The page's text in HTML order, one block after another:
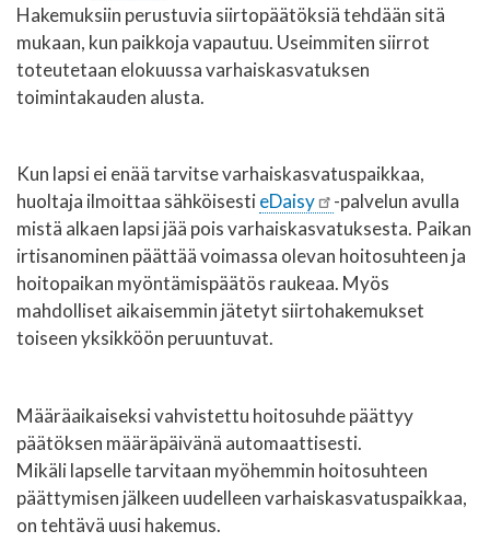
Hakemuksiin perustuvia siirtopäätöksiä tehdään sitä
mukaan, kun paikkoja vapautuu. Useimmiten siirrot
toteutetaan elokuussa varhaiskasvatuksen
toimintakauden alusta.
Kun lapsi ei enää tarvitse varhaiskasvatuspaikkaa,
huoltaja ilmoittaa sähköisestieDaisy
-palvelun avulla
mistä alkaen lapsi jää pois varhaiskasvatuksesta. Paikan
irtisanominen päättää voimassa olevan hoitosuhteen ja
hoitopaikan myöntämispäätös raukeaa. Myös
mahdolliset aikaisemmin jätetyt siirtohakemukset
toiseen yksikköön peruuntuvat.
Määräaikaiseksi vahvistettu hoitosuhde päättyy
päätöksen määräpäivänä automaattisesti.
Mikäli lapselle tarvitaan myöhemmin hoitosuhteen
päättymisen jälkeen uudelleen varhaiskasvatuspaikkaa,
on tehtävä uusi hakemus.